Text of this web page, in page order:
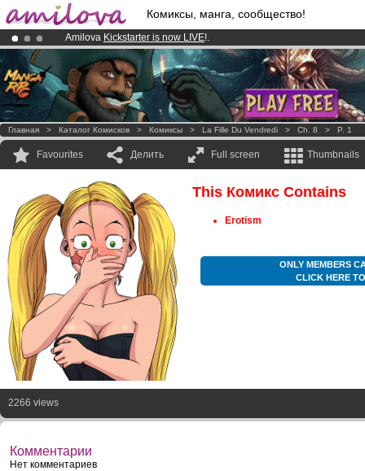
Комиксы, манга, сообщество!
Amilova Kickstarter is now LIVE!.
Premium membership from3.95 eurosper month !Get membership
Already 100000 membersand 1000 comics & mangas!.
Главная > Каталог Комисков > Комиксы > La Fille Du Vendredi > Ch. 8 > P. 1
Favourites Делить Full screen Thumbnails
This Комикс Contains
Erotism
ONLY MEMBERS
CLICK HERE
2266 views
Комментарии
Нет комментариев